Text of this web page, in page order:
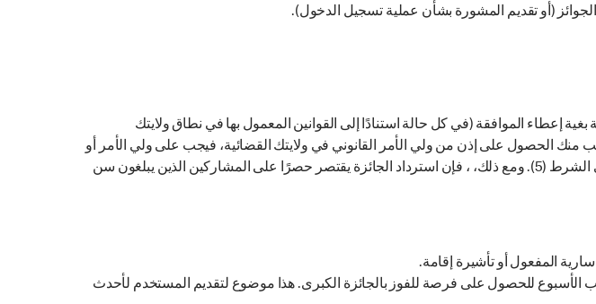
(أو تقدیم المشورة بشأن عملية تسجيل الدخول).
إعطاء الموافقة (في كل حالة استنادًا إلى القوانين المعمول بها في نطاق ولايتك
منك الحصول على إذن من ولي الأمر القانوني في ولايتك القضائية، فيجب على ولي الأمر أو
الوصي القانوني أن يمنحك موافقته على المشاركة ويجوز لك الحصول على العرض كما هو مبين في الشرط (5). ومع ذلك، ، فإن استرداد الجائزة يقتصر حصرًا على المشاركين الذين يبلغون سن
المفعول أو تأشيرة إقامة.
للحصول على فرصة للفوز بالجائزة الكبرى. هذا موضوع لتقديم المستخدم لأحدث